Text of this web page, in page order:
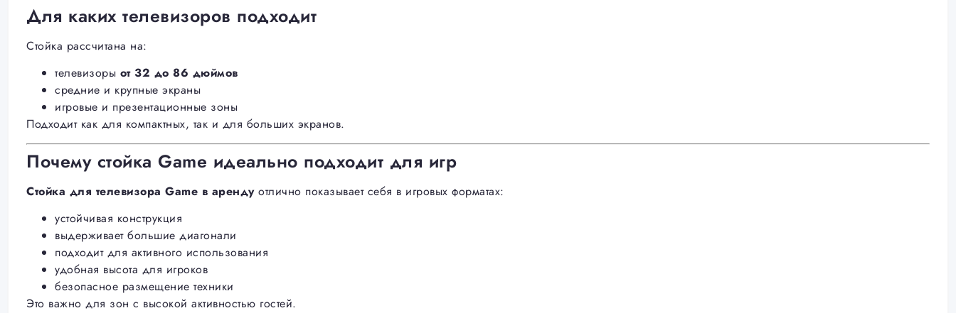
Для каких телевизоров подходит
Стойка рассчитана на:
телевизоры от 32 до 86 дюймов
средние и крупные экраны
игровые и презентационные зоны
Подходит как для компактных, так и для больших экранов.
Почему стойка Game идеально подходит для игр
Стойка для телевизора Game в арендуотлично показывает себя в игровых форматах:
устойчивая конструкция
выдерживает большие диагонали
подходит для активного использования
удобная высота для игроков
безопасное размещение техники
Это важно для зон с высокой активностью гостей.